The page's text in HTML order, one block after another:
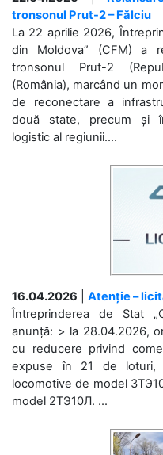
tronsonul Prut-2 – Fălciu
La 22 aprilie 2026,
din Moldova” (CFM) a
tronsonul Prut-2
(România), marcând un
de reconectare a
două state, precum și
logistic al regiunii....
16.04.2026
Atenție –
Întreprinderea de Stat
anunță: > la 28.04.2026,
cu reducere privind
expuse în 21 de
locomotive de model
model 2ТЭ10Л. ...